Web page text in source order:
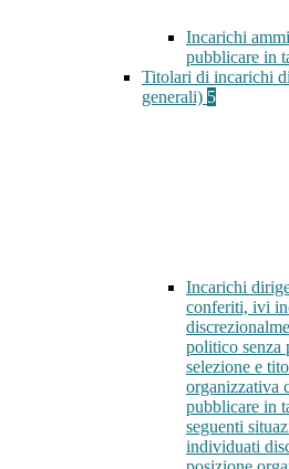
Incarichi
pubblicare in
Titolari di incarichi
generali) 5
Incarichi
conferiti, ivi
politico senza
selezione e
organizzativa
pubblicare in
seguenti
individuati